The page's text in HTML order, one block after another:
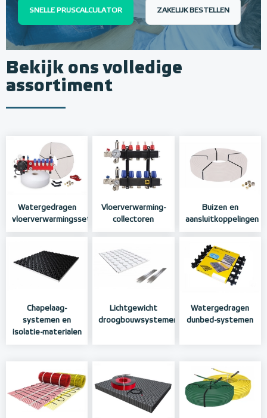
SNELLE PRIJSCALCULATOR ZAKELIJK BESTELLEN
Bekijk ons volledige
assortiment
Watergedragen
vloerverwarmingssets
Vloerverwarming-
collectoren
Buizen en
aansluitkoppelingen
Chapelaag-
systemen en
isolatie-materialen
Lichtgewicht
droogbouwsystemen
Watergedragen
dunbed-systemen